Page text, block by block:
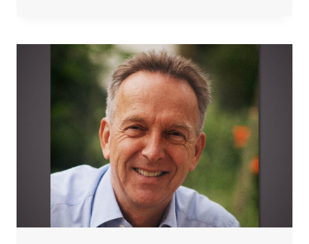
ZUCKERBERG
&
CO
FINANSIERAR
STARTUP
FÖR
”VACCINATION
MOT
KO-
FISAR”